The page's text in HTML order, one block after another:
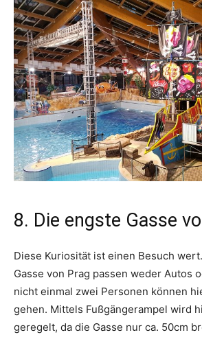
8. Die engste Gasse
Diese Kuriosität ist einen Besuch
Gasse von Prag passen weder Autos
nicht einmal zwei Personen können
gehen. Mittels Fußgängerampel wird
geregelt, da die Gasse nur ca. 50cm